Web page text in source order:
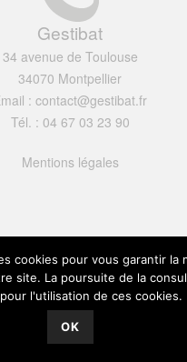
Gestibat
34 avenue de Toulouse
34070 Montpellier
: contact@gestibat.fr
Tél. : 04 67 03 23 90
Mentions légales
cookies pour vous garantir la
site. La poursuite de la
l'utilisation de ces cookies.
OK